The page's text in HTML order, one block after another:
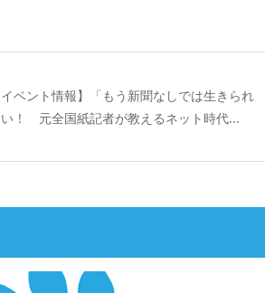
イベント情報】「もう新聞なしでは生きられ
！ 元全国紙記者が教えるネット時代...